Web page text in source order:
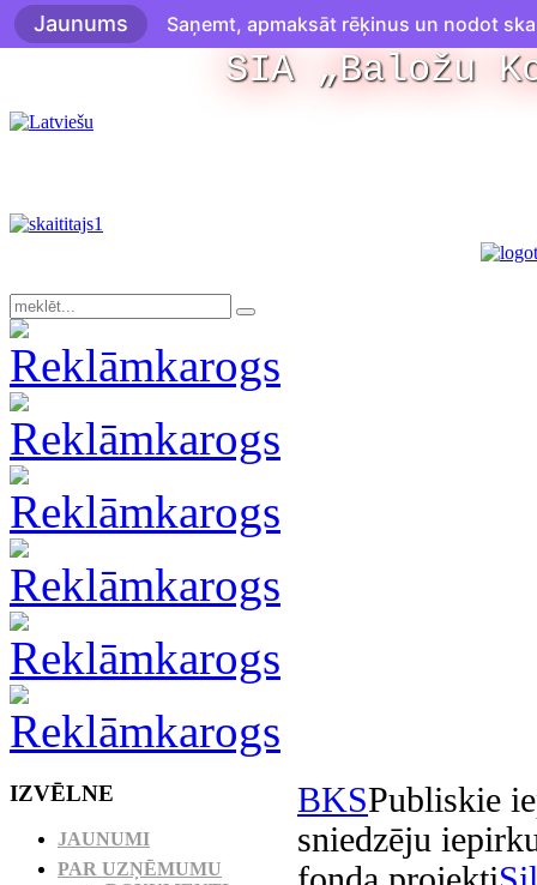
SIA „Baložu
BKSPubliskie
sniedzēju
IZVĒLNE
JAUNUMI
PAR UZŅĒMUMU
Jaunums Saņemt, apmaksāt rēķinus un nodot